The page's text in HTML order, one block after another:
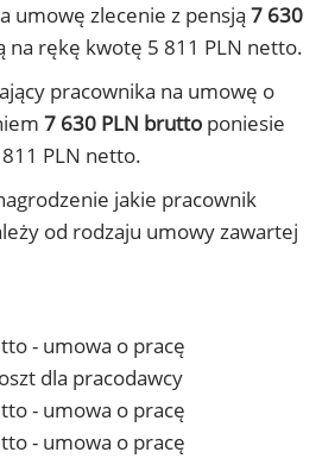
umowę zlecenie z pensją 7 630
na rękę kwotę 5 811 PLN netto.
pracownika na umowę o
7 630 PLN brutto poniesie
PLN netto.
jakie pracownik
od rodzaju umowy zawartej
- umowa o pracę
dla pracodawcy
- umowa o pracę
- umowa o pracę